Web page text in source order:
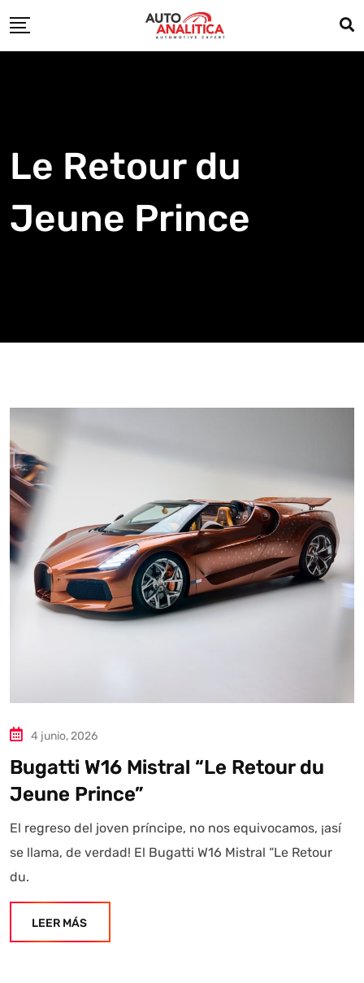
to
Le Retour du
Jeune Prince
4 junio, 2026
Bugatti W16 Mistral “Le Retour du
Jeune Prince”
El regreso del joven príncipe, no nos equivocamos, ¡así
se llama, de verdad! El Bugatti W16 Mistral “Le Retour
du.
LEER MÁS
Autoanalítica IA
Estoy aquí para encontrar lo que necesitas. ¿Qué estás
buscando? "Este asistente con IA (OpenAI) ofrece
información referencial que puede contener errores.
Asistente con IA en desarrollo. Autoanalítica optimiza
diariamente su exactitud."